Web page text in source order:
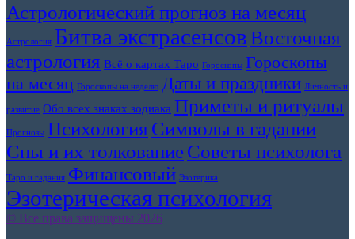
Астрологический прогноз на месяц
Астрология Битва экстрасенсовВосточная
астрология Всё о картах Таро Гороскопы Гороскопы
на месяц Гороскопы на неделю Даты и праздники Личность и
развитие Обо всех знаках зодиака Приметы и ритуалы
Прогнозы Психология Символы в гадании
Сны и их толкованиеСоветы психолога
Таро и гадания Финансовый Эзотерика
Эзотерическая психология
© Все права защищены 2026